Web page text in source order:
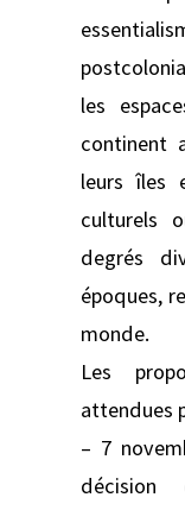
les
continent
leurs îles
culturels
degrés
époques,
monde.
Les
attendues
– 7